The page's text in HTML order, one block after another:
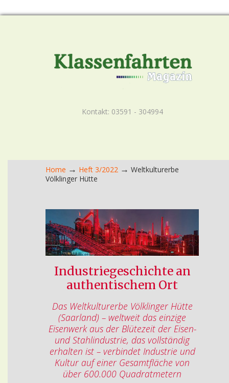
Kontakt: 03591 - 304994
Home → Heft 3/2022 → Weltkulturerbe
Völklinger Hütte
Industriegeschichte an
authentischem Ort
Das Weltkulturerbe Völklinger Hütte
(Saarland) – weltweit das einzige
Eisenwerk aus der Blütezeit der Eisen-
und Stahlindustrie, das vollständig
erhalten ist – verbindet Industrie und
Kultur auf einer Gesamtfläche von
über 600.000 Quadratmetern